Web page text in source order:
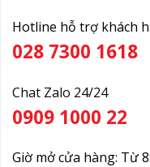
Hotline hỗ trợ khách
028 7300 1618
Chat Zalo 24/24
0909 1000 22
Giờ mở cửa hàng: Từ